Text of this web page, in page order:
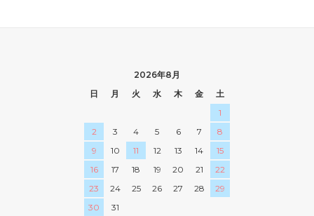
2026年8月
日
月 火 水 木 金
土
1
2
3 4 5 6 7
8
9
10 11 12 13 14
15
16
17 18 19 20 21
22
23
24 25 26 27 28
29
30
31